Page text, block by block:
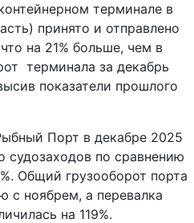
терминале в
принято и отправлено
на 21% больше, чем в
терминала за декабрь
показатели прошлого
Порт в декабре 2025
судозаходов по сравнению
Общий грузооборот порта
с ноябрем, а перевалка
на 119%.